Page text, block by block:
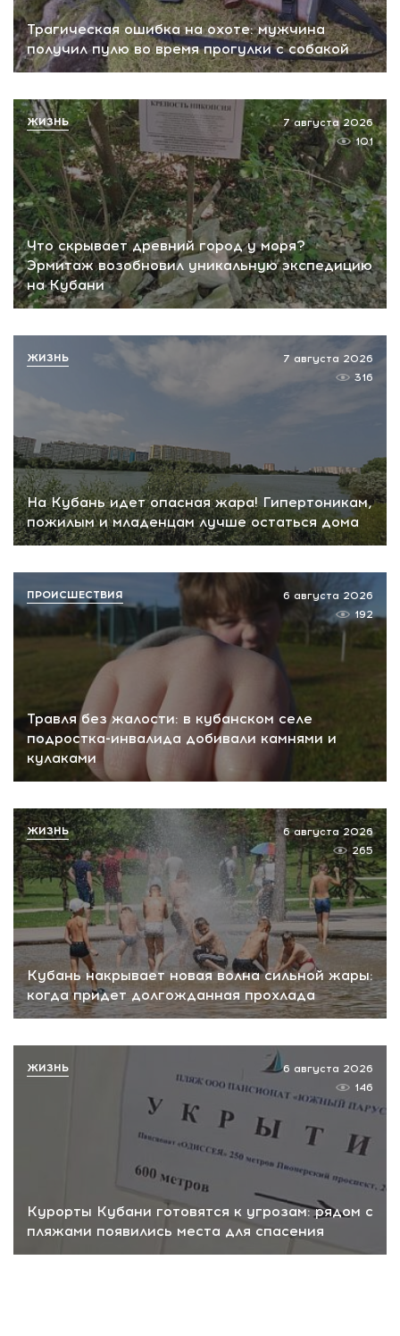
Трагическая ошибка на охоте: мужчина
получил пулю во время прогулки с собакой
Что скрывает древний город у моря?
Эрмитаж возобновил уникальную экспедицию
на Кубани
7 августа 2026
101
ЖИЗНЬ
На Кубань идет опасная жара! Гипертоникам,
пожилым и младенцам лучше остаться дома
7 августа 2026
316
ЖИЗНЬ
Травля без жалости: в кубанском селе
подростка-инвалида добивали камнями и
кулаками
6 августа 2026
192
ПРОИСШЕСТВИЯ
Кубань накрывает новая волна сильной жары:
когда придет долгожданная прохлада
6 августа 2026
265
ЖИЗНЬ
Курорты Кубани готовятся к угрозам: рядом с
пляжами появились места для спасения
6 августа 2026
146
ЖИЗНЬ